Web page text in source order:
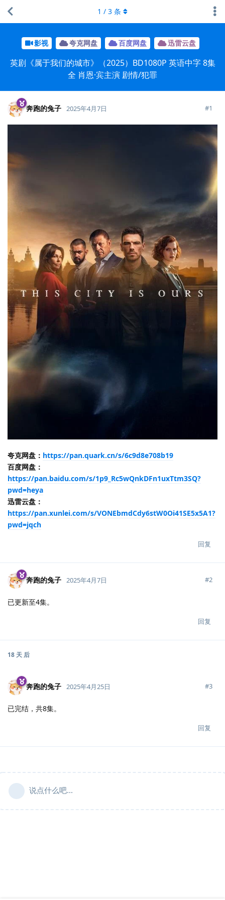
影视 夸克网盘 百度网盘 迅雷云盘
英剧《属于我们的城市》（2025）BD1080P 英语中字 8集
全 肖恩·宾主演 剧情/犯罪
1 / 3 条
奔跑的兔子 2025年4月7日 #1
夸克网盘： https://pan.quark.cn/s/6c9d8e708b19
百度网盘：
https://pan.baidu.com/s/1p9_Rc5wQnkDFn1uxTtm3SQ?
pwd=heya
迅雷云盘：
https://pan.xunlei.com/s/VONEbmdCdy6stW0Oi41SE5x5A1?
pwd=jqch
回复
奔跑的兔子 2025年4月7日 #2
已更新至4集。
回复
18 天 后
奔跑的兔子 2025年4月25日 #3
已完结，共8集。
回复
说点什么吧...